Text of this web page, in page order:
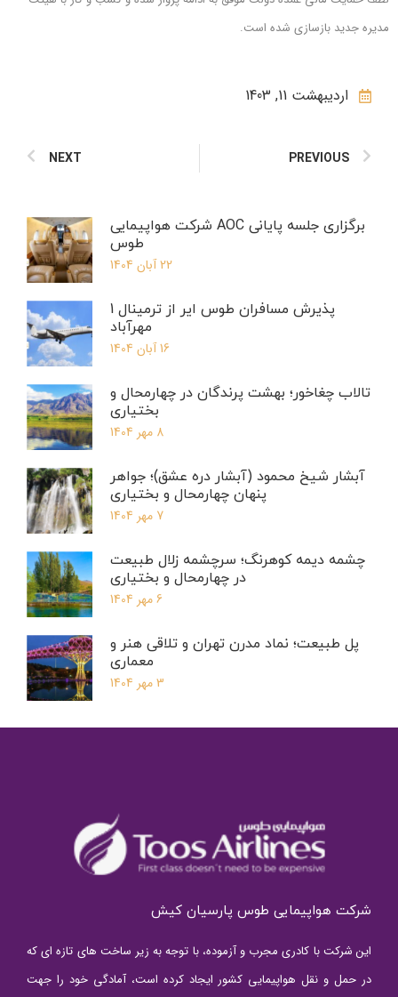
مدیره جدید بازسازی شده است.
اردیبهشت 11, 1403
PREVIOUS
NEXT
برگزاری جلسه پایانی AOC شرکت هواپیمایی
طوس
22 آبان 1404
پذیرش مسافران طوس ایر از ترمینال 1
مهرآباد
16 آبان 1404
تالاب چغاخور؛ بهشت پرندگان در چهارمحال و
بختیاری
8 مهر 1404
آبشار شیخ محمود (آبشار دره عشق)؛ جواهر
پنهان چهارمحال و بختیاری
7 مهر 1404
چشمه دیمه کوهرنگ؛ سرچشمه زلال طبیعت
در چهارمحال و بختیاری
6 مهر 1404
پل طبیعت؛ نماد مدرن تهران و تلاقی هنر و
معماری
3 مهر 1404
شرکت هواپیمایی طوس پارسیان کیش
این شرکت با کادری مجرب و آزموده، با توجه به زیر ساخت های تازه ای که
در حمل و نقل هواپیمایی کشور ایجاد کرده است، آمادگی خود را جهت